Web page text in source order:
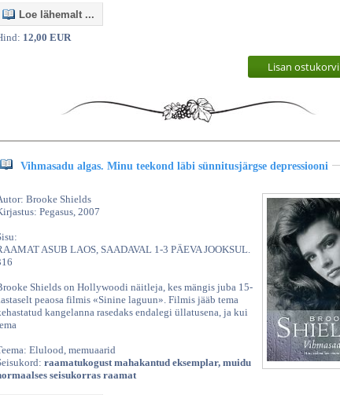
Loe lähemalt ...
12,00 EUR
Lisan ostukorvi
Vihmasadu algas. Minu teekond läbi sünnitusjärgse depressiooni
Brooke Shields
Pegasus, 2007
ASUB LAOS, SAADAVAL 1-3 PÄEVA JOOKSUL.
Shields on Hollywoodi näitleja, kes mängis juba 15-
peaosa filmis «Sinine laguun». Filmis jääb tema
kangelanna rasedaks endalegi üllatusena, ja kui
Elulood, memuaarid
raamatukogust mahakantud eksemplar, muidu
seisukorras raamat